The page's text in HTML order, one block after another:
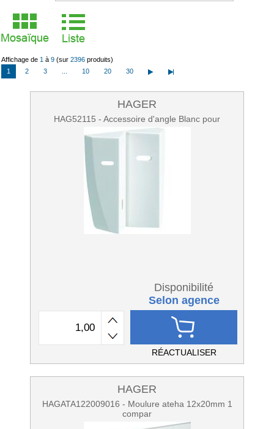
Affichage de 1 à 9 (sur 2396 produits)
1
2 3 10 20 30
HAGER
HAG52115 - Accessoire d'angle Blanc pour
Disponibilité
Selon agence
RÉACTUALISER
HAGER
HAGATA122009016 - Moulure ateha 12x20mm 1
compar